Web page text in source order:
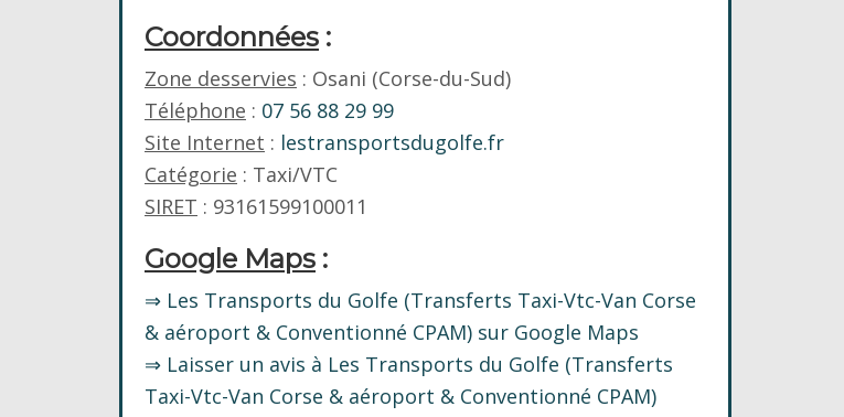
Coordonnées :
Zone desservies : Osani (Corse-du-Sud)
Téléphone : 07 56 88 29 99
Site Internet : lestransportsdugolfe.fr
Catégorie : Taxi/VTC
SIRET : 93161599100011
Google Maps :
⇒ Les Transports du Golfe (Transferts Taxi-Vtc-Van Corse
& aéroport & Conventionné CPAM) sur Google Maps
⇒ Laisser un avis à Les Transports du Golfe (Transferts
Taxi-Vtc-Van Corse & aéroport & Conventionné CPAM)